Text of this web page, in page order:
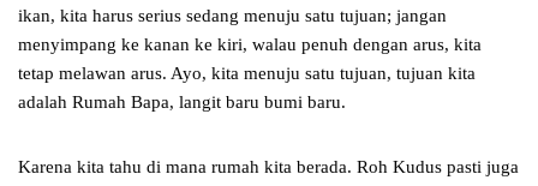
ikan, kita harus serius sedang menuju satu tujuan; jangan
menyimpang ke kanan ke kiri, walau penuh dengan arus, kita
tetap melawan arus. Ayo, kita menuju satu tujuan, tujuan kita
adalah Rumah Bapa, langit baru bumi baru.
Karena kita tahu di mana rumah kita berada. Roh Kudus pasti juga